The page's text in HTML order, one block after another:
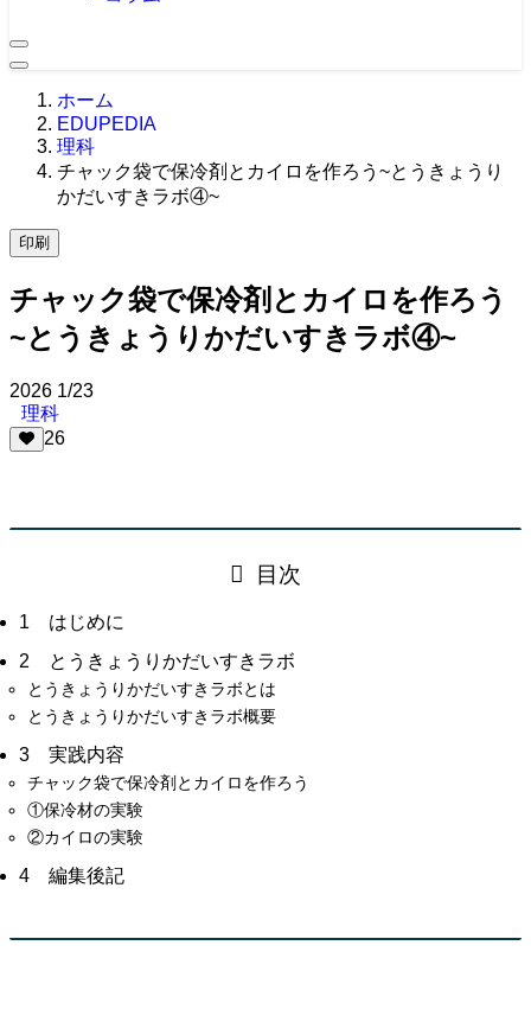
ホーム
EDUPEDIA
理科
チャック袋で保冷剤とカイロを作ろう~とうきょうり
かだいすきラボ④~
印刷
チャック袋で保冷剤とカイロを作ろう
~とうきょうりかだいすきラボ④~
2026 1/23
理科
26
目次
1 はじめに
2 とうきょうりかだいすきラボ
とうきょうりかだいすきラボとは
とうきょうりかだいすきラボ概要
3 実践内容
チャック袋で保冷剤とカイロを作ろう
①保冷材の実験
②カイロの実験
4 編集後記